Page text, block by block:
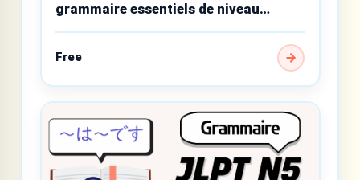
grammaire essentiels de niveau
débutant
Free